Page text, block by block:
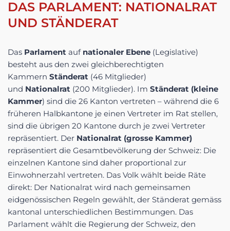
DAS PARLAMENT: NATIONALRAT
UND STÄNDERAT
Das Parlament auf nationaler Ebene (Legislative)
besteht aus den zwei gleichberechtigten
Kammern Ständerat (46 Mitglieder)
und Nationalrat (200 Mitglieder). Im Ständerat (kleine
Kammer) sind die 26 Kanton vertreten – während die 6
früheren Halbkantone je einen Vertreter im Rat stellen,
sind die übrigen 20 Kantone durch je zwei Vertreter
repräsentiert. Der Nationalrat (grosse Kammer)
repräsentiert die Gesamtbevölkerung der Schweiz: Die
einzelnen Kantone sind daher proportional zur
Einwohnerzahl vertreten. Das Volk wählt beide Räte
direkt: Der Nationalrat wird nach gemeinsamen
eidgenössischen Regeln gewählt, der Ständerat gemäss
kantonal unterschiedlichen Bestimmungen. Das
Parlament wählt die Regierung der Schweiz, den